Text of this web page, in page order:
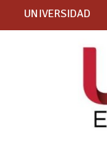
UNIVERSIDAD